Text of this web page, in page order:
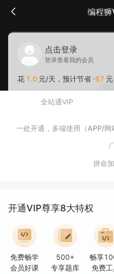
编程狮
点击登录
登录查看我的会员
花 1.0 元/天，预计节省 -67 元
全站通VIP
一处开通，多端使用（APP/网
拼命
开通VIP尊享8大特权
免费畅学
会员好课
500+
专享题库
畅享
免费